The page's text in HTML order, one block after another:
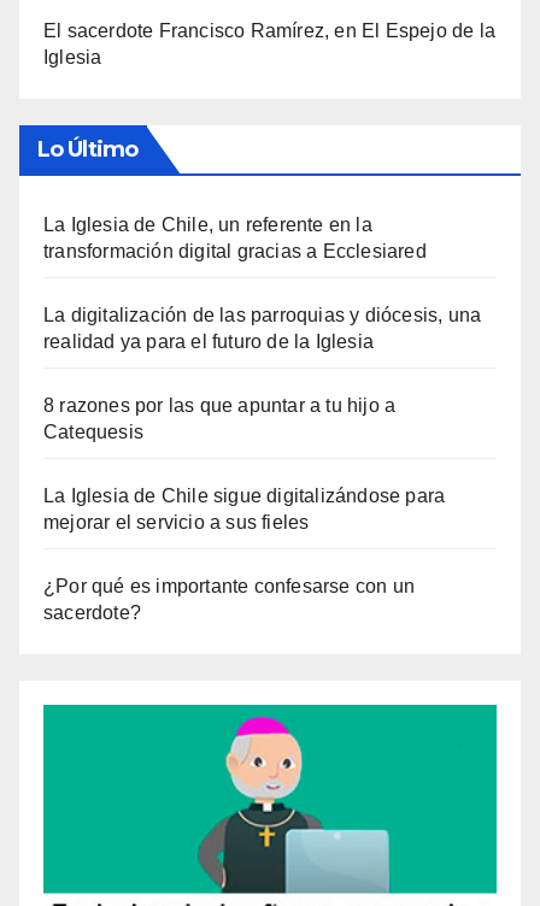
El sacerdote Francisco Ramírez, en El Espejo de la
Iglesia
Lo Último
La Iglesia de Chile, un referente en la
transformación digital gracias a Ecclesiared
La digitalización de las parroquias y diócesis, una
realidad ya para el futuro de la Iglesia
8 razones por las que apuntar a tu hijo a
Catequesis
La Iglesia de Chile sigue digitalizándose para
mejorar el servicio a sus fieles
¿Por qué es importante confesarse con un
sacerdote?